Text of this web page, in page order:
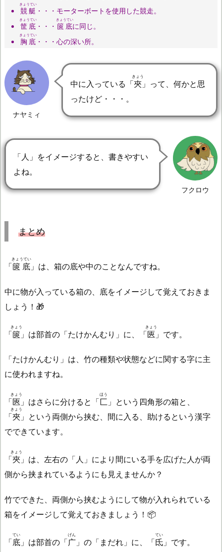
競艇
きょうてい
・・・モーターボートを使用した競走。
筐底
きょうてい
・・・ 篋底
きょうてい
に同じ。
胸底
きょうてい
・・・心の深い所。
ナヤミィ
中に入っている「夾
きょう
」って、何かと思
ったけど・・・。
フクロウ
「人」をイメージすると、書きやすい
よね。
まとめ
「篋底
きょうてい
」は、箱の底や中のことなんですね。
中に物が入っている箱の、底をイメージして覚えておきま
しょう！🎁
「篋
きょう
」は部首の「たけかんむり」に、「匧
きょう
」です。
「たけかんむり」は、竹の種類や状態などに関する字に主
に使われますね。
「匧
きょう
」はさらに分けると「匚
ほう
」という四角形の箱と、
「夾
きょう
」という両側から挟む、間に入る、助けるという漢字
でできています。
「夾
きょう
」は、左右の「人」により間にいる手を広げた人が両
側から挟まれているようにも見えませんか？
竹でできた、両側から挟むようにして物が入れられている
箱をイメージして覚えておきましょう！📦
「底
てい
」は部首の「广
げん
」の「まだれ」に、「氐
てい
」です。